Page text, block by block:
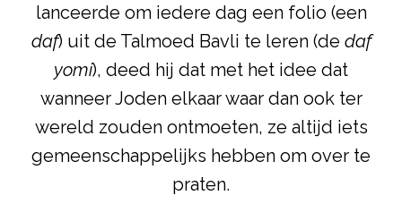
lanceerde om iedere dag een folio (een
daf) uit de Talmoed Bavli te leren (de daf
yomi), deed hij dat met het idee dat
wanneer Joden elkaar waar dan ook ter
wereld zouden ontmoeten, ze altijd iets
gemeenschappelijks hebben om over te
praten.